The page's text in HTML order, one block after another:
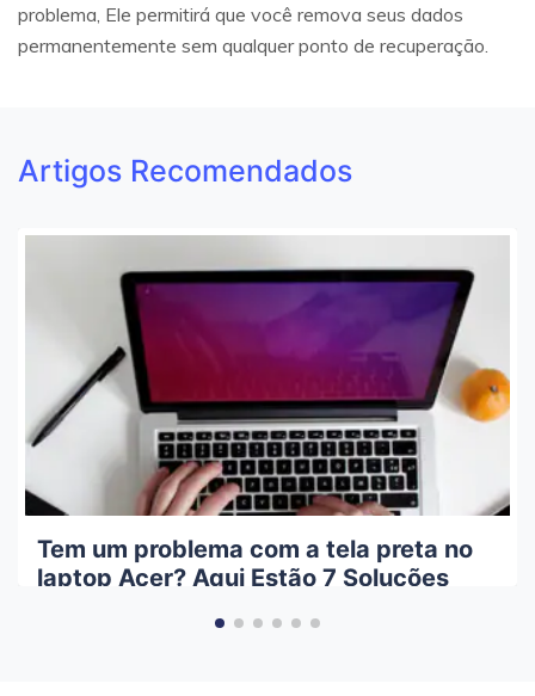
problema, Ele permitirá que você remova seus dados
permanentemente sem qualquer ponto de recuperação.
Artigos Recomendados
Tem um problema com a tela preta no
laptop Acer? Aqui Estão 7 Soluções